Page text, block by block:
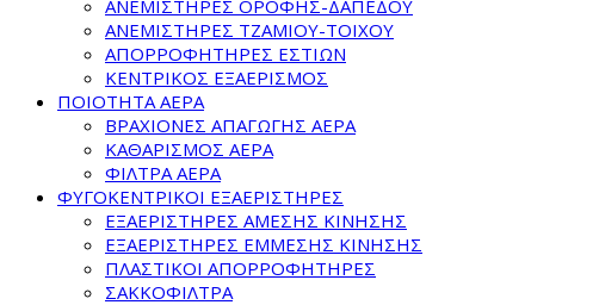
ΑΝΕΜΙΣΤΗΡΕΣ ΟΡΟΦΗΣ-ΔΑΠΕΔΟΥ
ΑΝΕΜΙΣΤΗΡΕΣ ΤΖΑΜΙΟΥ-ΤΟΙΧΟΥ
ΑΠΟΡΡΟΦΗΤΗΡΕΣ ΕΣΤΙΩΝ
ΚΕΝΤΡΙΚΟΣ ΕΞΑΕΡΙΣΜΟΣ
ΠΟΙΟΤΗΤΑ ΑΕΡΑ
ΒΡΑΧΙΟΝΕΣ ΑΠΑΓΩΓΗΣ ΑΕΡΑ
ΚΑΘΑΡΙΣΜΟΣ ΑΕΡΑ
ΦΙΛΤΡΑ ΑΕΡΑ
ΦΥΓΟΚΕΝΤΡΙΚΟΙ ΕΞΑΕΡΙΣΤΗΡΕΣ
ΕΞΑΕΡΙΣΤΗΡΕΣ ΑΜΕΣΗΣ ΚΙΝΗΣΗΣ
ΕΞΑΕΡΙΣΤΗΡΕΣ ΕΜΜΕΣΗΣ ΚΙΝΗΣΗΣ
ΠΛΑΣΤΙΚΟΙ ΑΠΟΡΡΟΦΗΤΗΡΕΣ
ΣΑΚΚΟΦΙΛΤΡΑ